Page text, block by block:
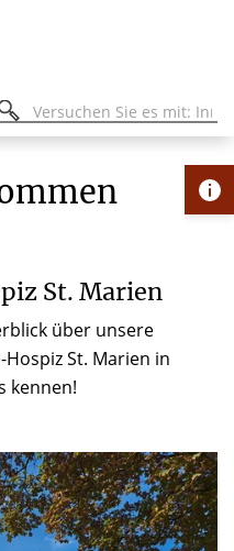
St. Marien
über unsere
St. Marien in
kennen!